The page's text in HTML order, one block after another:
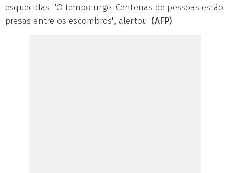
esquecidas. "O tempo urge. Centenas de pessoas estão
presas entre os escombros", alertou. (AFP)